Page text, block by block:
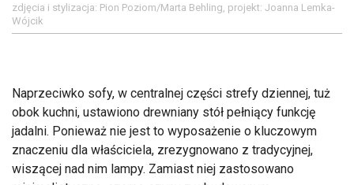
zdjęcia i stylizacja: Pion Poziom/Marta Behling, projekt: Joanna Lemka-
Wójcik
Naprzeciwko sofy, w centralnej części strefy dziennej, tuż
obok kuchni, ustawiono drewniany stół pełniący funkcję
jadalni. Ponieważ nie jest to wyposażenie o kluczowym
znaczeniu dla właściciela, zrezygnowano z tradycyjnej,
wiszącej nad nim lampy. Zamiast niej zastosowano